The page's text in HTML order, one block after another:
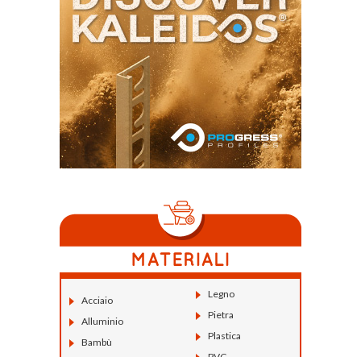
Acciaio
Alluminio
Bambù
Legno
Pietra
Plastica